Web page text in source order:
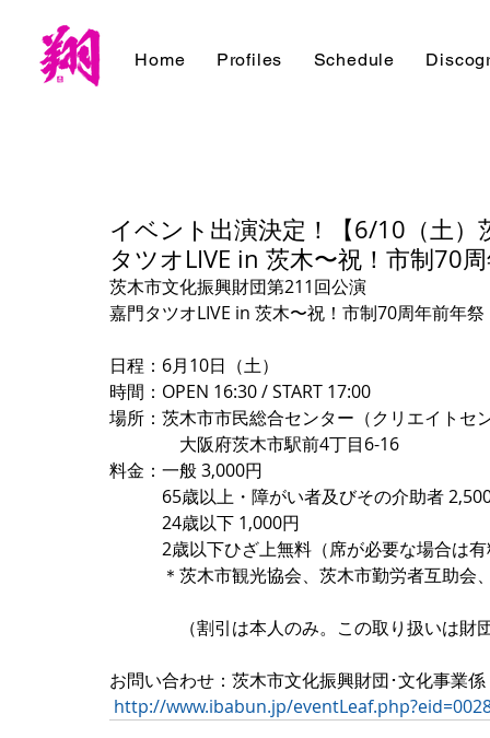
Home Profiles Schedule
イベント出演決定！【6/10（土
タツオLIVE in 茨木〜祝！市制70
茨木市文化振興財団第211回公演
嘉門タツオLIVE in 茨木〜祝！市制70周年前年祭
日程：6月10日（土）
時間：OPEN 16:30 / START 17:00
場所：茨木市市民総合センター（クリエイトセ
大阪府茨木市駅前4丁目6-16
料金：一般 3,000円
65歳以上・障がい者及びその介助者
24歳以下 1,000円
2歳以下ひざ上無料（席が必要な場合は有
＊茨木市観光協会、茨木市勤労者互助会、
（割引は本人のみ。この取り扱いは財団
お問い合わせ：茨木市文化振興財団･文化事業
http://www.ibabun.jp/